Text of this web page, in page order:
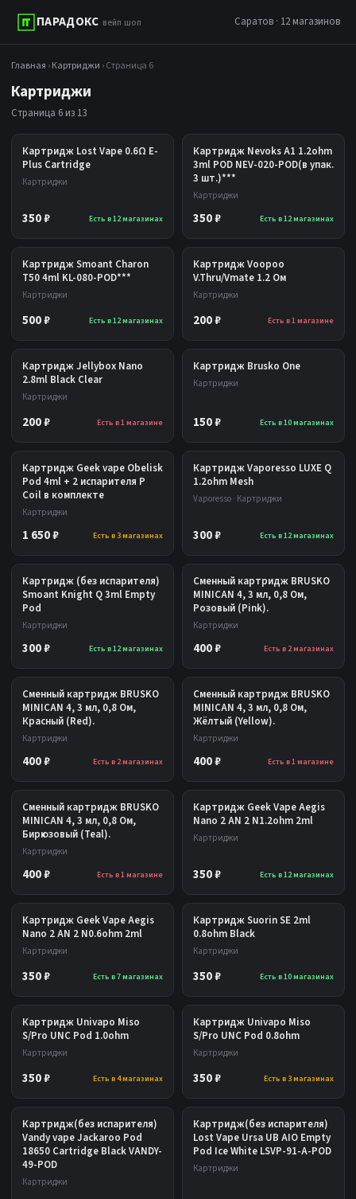
ПАРАДОКС вейп шоп Саратов · 12 магазинов
Главная ›Картриджи › Страница 6
Картриджи
Страница 6 из 13
Картридж Lost Vape 0.6Ω E-
Plus Cartridge
Картриджи
350 ₽ Есть в 12 магазинах
Картридж Nevoks A1 1.2ohm
3ml POD NEV-020-POD(в упак.
3 шт.)***
Картриджи
350 ₽ Есть в 12 магазинах
Картридж Smoant Charon
T50 4ml KL-080-POD***
Картриджи
500 ₽ Есть в 12 магазинах
Картридж Voopoo
V.Thru/Vmate 1.2 Ом
Картриджи
200 ₽ Есть в 1 магазине
Картридж Jellybox Nano
2.8ml Black Clear
Картриджи
200 ₽ Есть в 1 магазине
Картридж Brusko One
Картриджи
150 ₽ Есть в 10 магазинах
Картридж Geek vape Obelisk
Pod 4ml + 2 испарителя P
Coil в комплекте
Картриджи
1 650 ₽ Есть в 3 магазинах
Картридж Vaporesso LUXE Q
1.2ohm Mesh
Vaporesso · Картриджи
300 ₽ Есть в 12 магазинах
Картридж (без испарителя)
Smoant Knight Q 3ml Empty
Pod
Картриджи
300 ₽ Есть в 12 магазинах
Сменный картридж BRUSKO
MINICAN 4, 3 мл, 0,8 Ом,
Розовый (Pink).
Картриджи
400 ₽ Есть в 2 магазинах
Сменный картридж BRUSKO
MINICAN 4, 3 мл, 0,8 Ом,
Красный (Red).
Картриджи
400 ₽ Есть в 2 магазинах
Сменный картридж BRUSKO
MINICAN 4, 3 мл, 0,8 Ом,
Жёлтый (Yellow).
Картриджи
400 ₽ Есть в 1 магазине
Сменный картридж BRUSKO
MINICAN 4, 3 мл, 0,8 Ом,
Бирюзовый (Teal).
Картриджи
400 ₽ Есть в 1 магазине
Картридж Geek Vape Aegis
Nano 2 AN 2 N1.2ohm 2ml
Картриджи
350 ₽ Есть в 12 магазинах
Картридж Geek Vape Aegis
Nano 2 AN 2 N0.6ohm 2ml
Картриджи
350 ₽ Есть в 7 магазинах
Картридж Suorin SE 2ml
0.8ohm Black
Картриджи
350 ₽ Есть в 10 магазинах
Картридж Univapo Miso
S/Pro UNC Pod 1.0ohm
Картриджи
350 ₽ Есть в 4 магазинах
Картридж Univapo Miso
S/Pro UNC Pod 0.8ohm
Картриджи
350 ₽ Есть в 3 магазинах
Картридж(без испарителя)
Vandy vape Jackaroo Pod
18650 Cartridge Black VANDY-
49-POD
Картриджи
Картридж(без испарителя)
Lost Vape Ursa UB AIO Empty
Pod Ice White LSVP-91-A-POD
Картриджи